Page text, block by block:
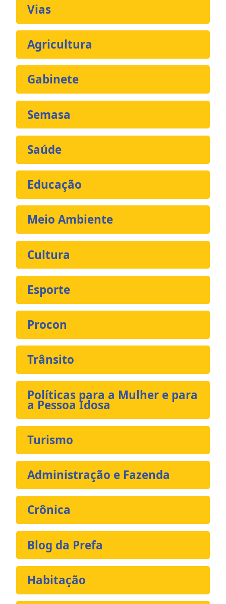
Vias
Agricultura
Gabinete
Semasa
Saúde
Educação
Meio Ambiente
Cultura
Esporte
Procon
Trânsito
Políticas para a Mulher e para
a Pessoa Idosa
Turismo
Administração e Fazenda
Crônica
Blog da Prefa
Habitação